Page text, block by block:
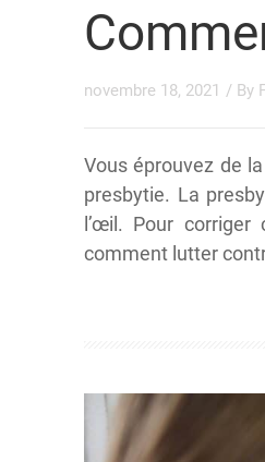
novembre 18, 2021 / By
Vous éprouvez de
presbytie. La
l’œil. Pour
comment lutter